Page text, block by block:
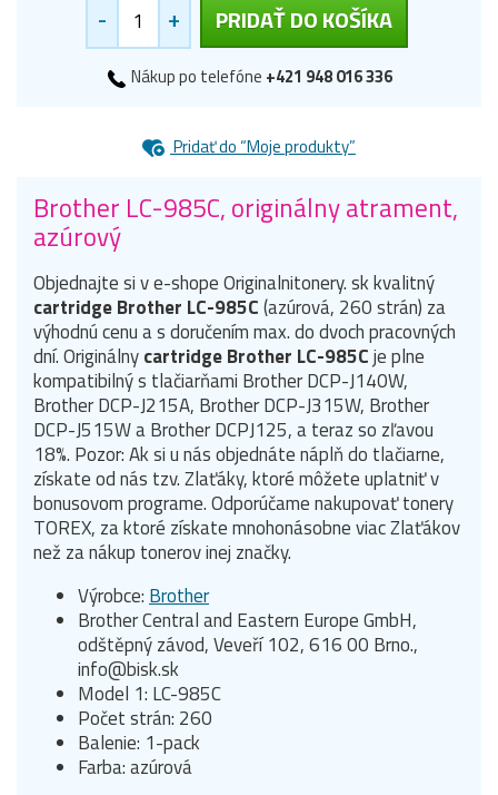
- + PRIDAŤ DO KOŠÍKA
Nákup po telefóne +421 948 016 336
Pridať do “Moje produkty”
Brother LC-985C, originálny atrament,
azúrový
Objednajte si v e-shope Originalnitonery. sk kvalitný
cartridge Brother LC-985C(azúrová, 260 strán) za
výhodnú cenu a s doručením max. do dvoch pracovných
dní. Originálnycartridge Brother LC-985Cje plne
kompatibilný s tlačiarňami Brother DCP-J140W,
Brother DCP-J215A, Brother DCP-J315W, Brother
DCP-J515W a Brother DCPJ125, a teraz so zľavou
18%. Pozor: Ak si u nás objednáte náplň do tlačiarne,
získate od nás tzv. Zlaťáky, ktoré môžete uplatniť v
bonusovom programe. Odporúčame nakupovať tonery
TOREX, za ktoré získate mnohonásobne viac Zlaťákov
než za nákup tonerov inej značky.
Výrobce: Brother
Brother Central and Eastern Europe GmbH,
odštěpný závod, Veveří 102, 616 00 Brno.,
info@bisk.sk
Model 1: LC-985C
Počet strán: 260
Balenie: 1-pack
Farba: azúrová